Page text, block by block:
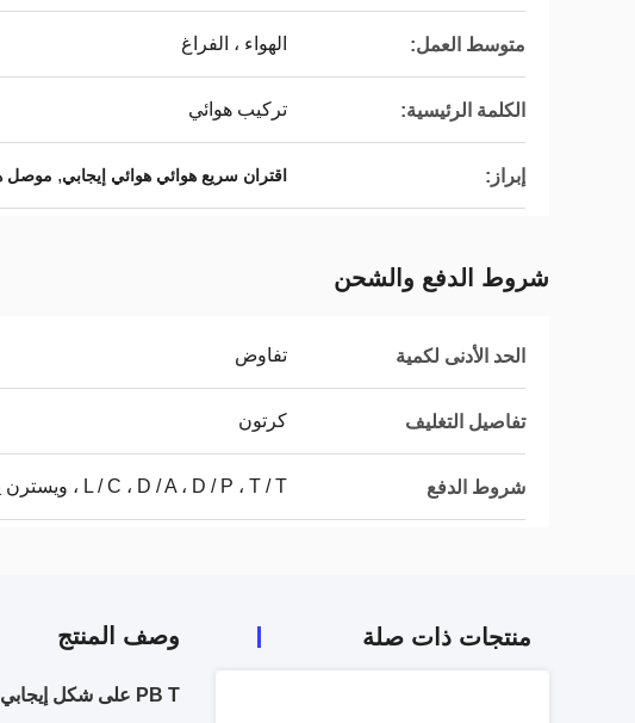
متوسط ​​العمل: الهواء ، الفراغ
الكلمة الرئيسية: تركيب هوائي
إبراز: اقتران سريع هوائي هوائي إيجابي, موصل
شروط الدفع والشحن
الحد الأدنى لكمية تفاوض
تفاصيل التغليف كرتون
شروط الدفع L / C ، D / A ، D / P ، T / T ، ويسترن يونيون
منتجات ذات صلة وصف المنتج
PB T على شكل إيجابي تي سريع وصلة هواء موصل هوائي تركيب ذكر الخيط أجزاء هوائية